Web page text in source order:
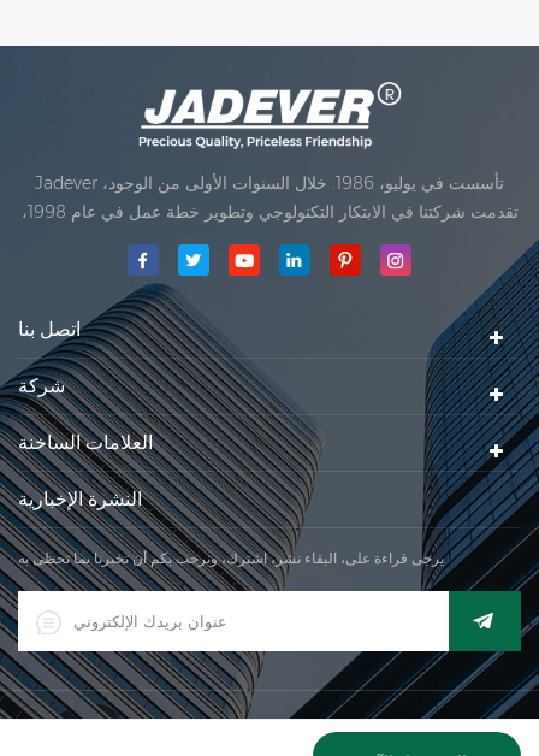
Jadever تأسست في يوليو، 1986. خلال السنوات الأولى من الوجود،
تقدمت شركتنا في الابتكار التكنولوجي وتطوير خطة عمل في عام 1998،
حققت شركتنا هدف الجودة الرئيسية، متى تلقت أول منتجاتنا موافقة من
مقياس المحدودةكان تأسيس تقع من
اتصل بنا
شركة
العلامات الساخنة
النشرة الإخبارية
يرجى قراءة على، البقاء نشر، اشترك، ونرحب بكم أن تخبرنا بما تحظى به.
© 2026 Xiamen Jadever Scale Co., Ltd. كل الحقوق محفوظة. | XML